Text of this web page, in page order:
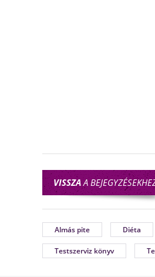
VISSZAA
Almás pite Diéta
Testszerviz könyv